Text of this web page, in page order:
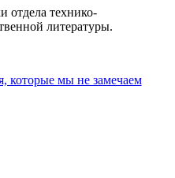
отдела технико-
литературы.